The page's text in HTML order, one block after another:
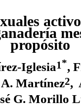
propósito
Iglesia1*,
A. Martínez2,
G. Morillo